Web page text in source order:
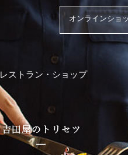
オンラインショ
レストラン・ショップ